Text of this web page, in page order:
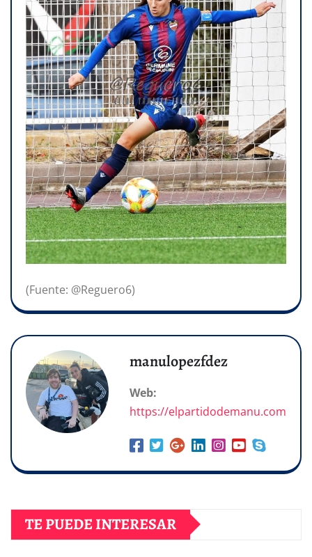
(Fuente: @Reguero6)
manulopezfdez
Web:
https://elpartidodemanu.com
TE PUEDE INTERESAR